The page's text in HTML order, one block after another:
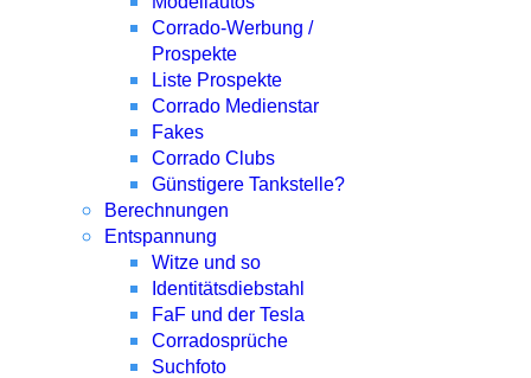
Corrado-Werbung /
Prospekte
Liste Prospekte
Corrado Medienstar
Fakes
Corrado Clubs
Günstigere Tankstelle?
Berechnungen
Entspannung
Witze und so
Identitätsdiebstahl
FaF und der Tesla
Corradosprüche
Suchfoto